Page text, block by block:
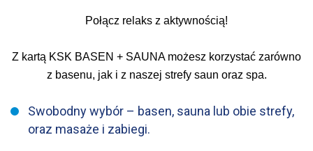
Połącz relaks z aktywnością!
Z kartą KSK BASEN + SAUNA możesz korzystać zarówno
z basenu, jak i z naszej strefy saun oraz spa.
Swobodny wybór – basen, sauna lub obie strefy,
oraz masaże i zabiegi.